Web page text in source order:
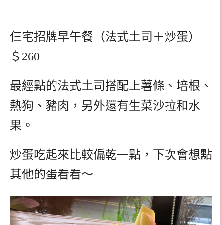
仨宅招牌早午餐（法式土司＋炒蛋）
＄260
最經點的法式土司搭配上薯條、培根、
熱狗、豬肉，另外還有生菜沙拉和水
果。
炒蛋吃起來比較偏乾一點，下次會想點
其他的蛋看看～